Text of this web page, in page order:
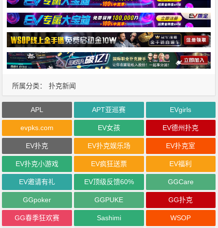
所属分类： 扑克新闻
APL APT亚巡赛 EVgirls
evpks.com EV女孩 EV德州扑克
EV扑克 EV扑克娱乐场 EV扑克室
EV扑克小游戏 EV疯狂送票 EV福利
EV邀请有礼 EV顶级反馈60% GGCare
GGpoker GGPUKE GG扑克
GG春季狂欢赛 Sashimi WSOP